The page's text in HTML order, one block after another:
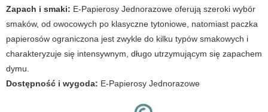
Zapach i smaki: E-Papierosy Jednorazowe oferują szeroki wybór
smaków, od owocowych po klasyczne tytoniowe, natomiast paczka
papierosów ograniczona jest zwykle do kilku typów smakowych i
charakteryzuje się intensywnym, długo utrzymującym się zapachem
dymu.
Dostępność i wygoda: E-Papierosy Jednorazowe